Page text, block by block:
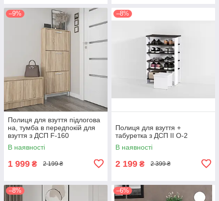
–9%
Полиця для взуття підлогова
на, тумба в передпокій для
взуття з ДСП F-160
В наявності
1 999 ₴ 2 199 ₴
–8%
Полиця для взуття +
табуретка з ДСП II O-2
В наявності
2 199 ₴ 2 399 ₴
–8% –6%